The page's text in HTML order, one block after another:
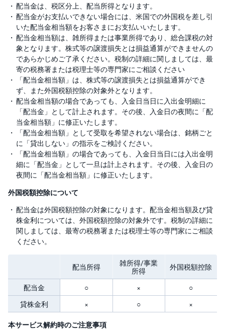
配当金は、税区分上、配当所得となります。
配当金がお支払いできない場合には、米国での外国税を差し引
いた配当金相当額をお客さまにお支払いいたします。
配当金相当額は、雑所得または事業所得であり、総合課税の対
象となります。株式等の譲渡損失とは損益通算ができませんの
であらかじめご了承ください。税制の詳細に関しましては、最
寄の税務署または税理士等の専門家にご相談ください
「配当金相当額」は、株式等の譲渡損失とは損益通算ができ
ず、また外国税額控除の対象外となります。
配当金相当額の場合であっても、入金日当日に入出金明細に
「配当金」として計上されます。その後、入金日の夜間に「配
当金相当額」に修正いたします。
「配当金相当額」として受取を希望されない場合は、銘柄ごと
に「貸出しない」の指示をご検討ください。
「配当金相当額」の場合であっても、入金日当日には入出金明
細に「配当金」として一旦は計上されます。その後、入金日の
夜間に「配当金相当額」に修正いたします。
外国税額控除について
配当金は外国税額控除の対象になります。配当金相当額及び貸
株金利については、外国税額控除の対象外です。税制の詳細に
関しましては、最寄の税務署または税理士等の専門家にご相談
ください。
配当所得
雑所得/事業
所得
外国税額控除
配当金 ○ ×
○
貸株金利
× ○ ×
本サービス解約時のご注意事項